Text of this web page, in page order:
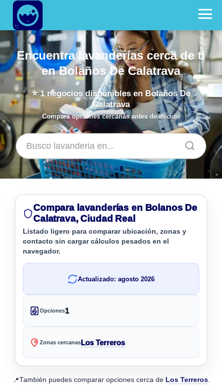
Encuentra lavanderías cerca de ti
en Bolaños De Calatrava
⭐1 negocios disponibles en Bolaños De
Calatrava
Compara opciones cercanas antes de decidir
Compara lavanderías en Bolanos De
Calatrava, Ciudad Real
Listado ligero para comparar ubicación, zonas y
contacto sin cargar cálculos pesados en el
navegador.
Actualizado: agosto 2026
Opciones1
Zonas cercanasLos Terreros
📍También puedes comparar opciones cerca de Los Terreros.